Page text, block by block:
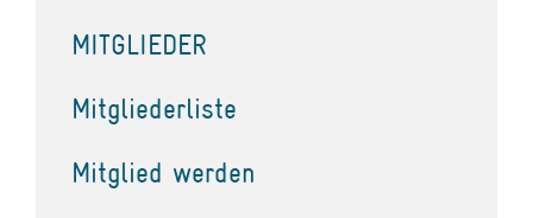
MITGLIEDER
Mitgliederliste
Mitglied werden